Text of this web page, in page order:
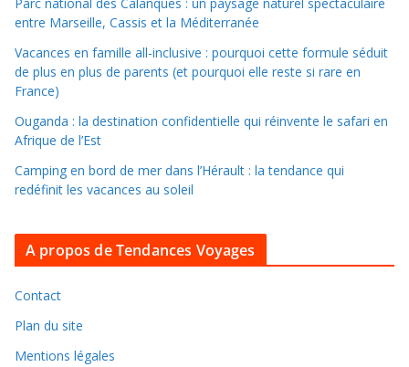
d
a
n
s
e
a
i
v
e
entre Marseille, Cassis et la Méditerranée
Vacances en famille all-inclusive : pourquoi cette formule séduit
de plus en plus de parents (et pourquoi elle reste si rare en
France)
Ouganda : la destination confidentielle qui réinvente le safari en
Afrique de l’Est
Camping en bord de mer dans l’Hérault : la tendance qui
redéfinit les vacances au soleil
A propos de Tendances Voyages
Contact
Plan du site
Mentions légales